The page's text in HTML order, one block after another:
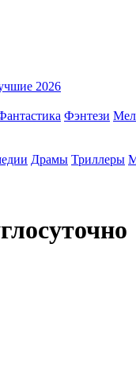
2026
Фэнтези
Драмы Триллеры